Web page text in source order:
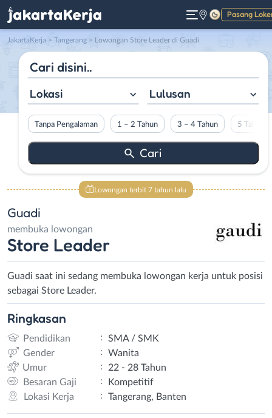
Pasang
Gelap
JakartaKerja > Tangerang > Lowongan Store Leader di Guadi
Lokasi Lulusan
Tanpa Pengalaman 1 – 2 Tahun 3 – 4 Tahun 5 Tahun
Lowongan terbit 7 tahun lalu
Guadi
membuka lowongan
Store Leader
Guadi saat ini sedang membuka lowongan kerja untuk posisi
sebagai Store Leader.
Ringkasan
Pendidikan :
SMA / SMK
Gender
:
Wanita
Umur
:
22 - 28 Tahun
Besaran Gaji
:
Kompetitif
Lokasi Kerja
: Tangerang, Banten